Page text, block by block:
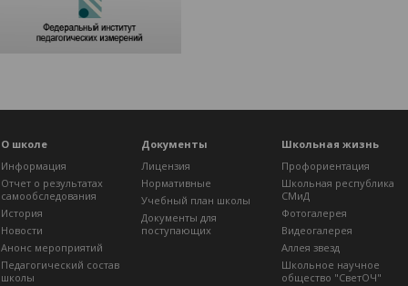
О школе
Информация
Отчет о результатах
самообследования
История
Новости
Анонс мероприятий
Педагогический состав
школы
Документы
Лицензия
Нормативные
Учебный план школы
Документы для
поступающих
Школьная жизнь
Профориентация
Школьная республика
СМиД
Фотогалерея
Видеогалерея
Аллея звезд
Школьное научное
общество "СветОЧ"